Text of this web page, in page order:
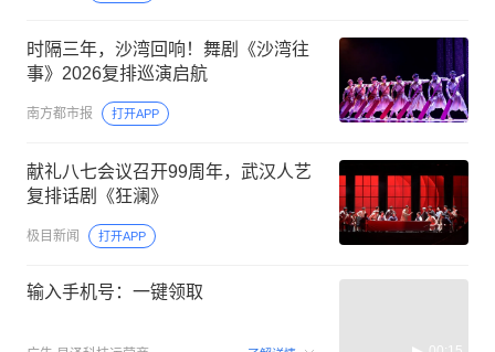
时隔三年，沙湾回响！舞剧《沙湾往
事》2026复排巡演启航
南方都市报 打开APP
献礼八七会议召开99周年，武汉人艺
复排话剧《狂澜》
极目新闻 打开APP
输入手机号：一键领取